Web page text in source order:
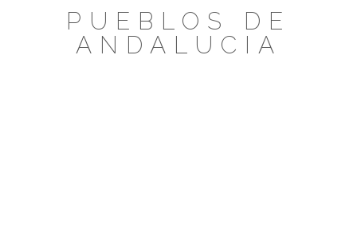
PUEBLOS DE
ANDALUCIA